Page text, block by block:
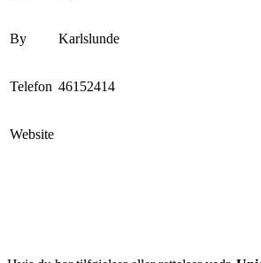
By Karlslunde
Telefon 46152414
Website